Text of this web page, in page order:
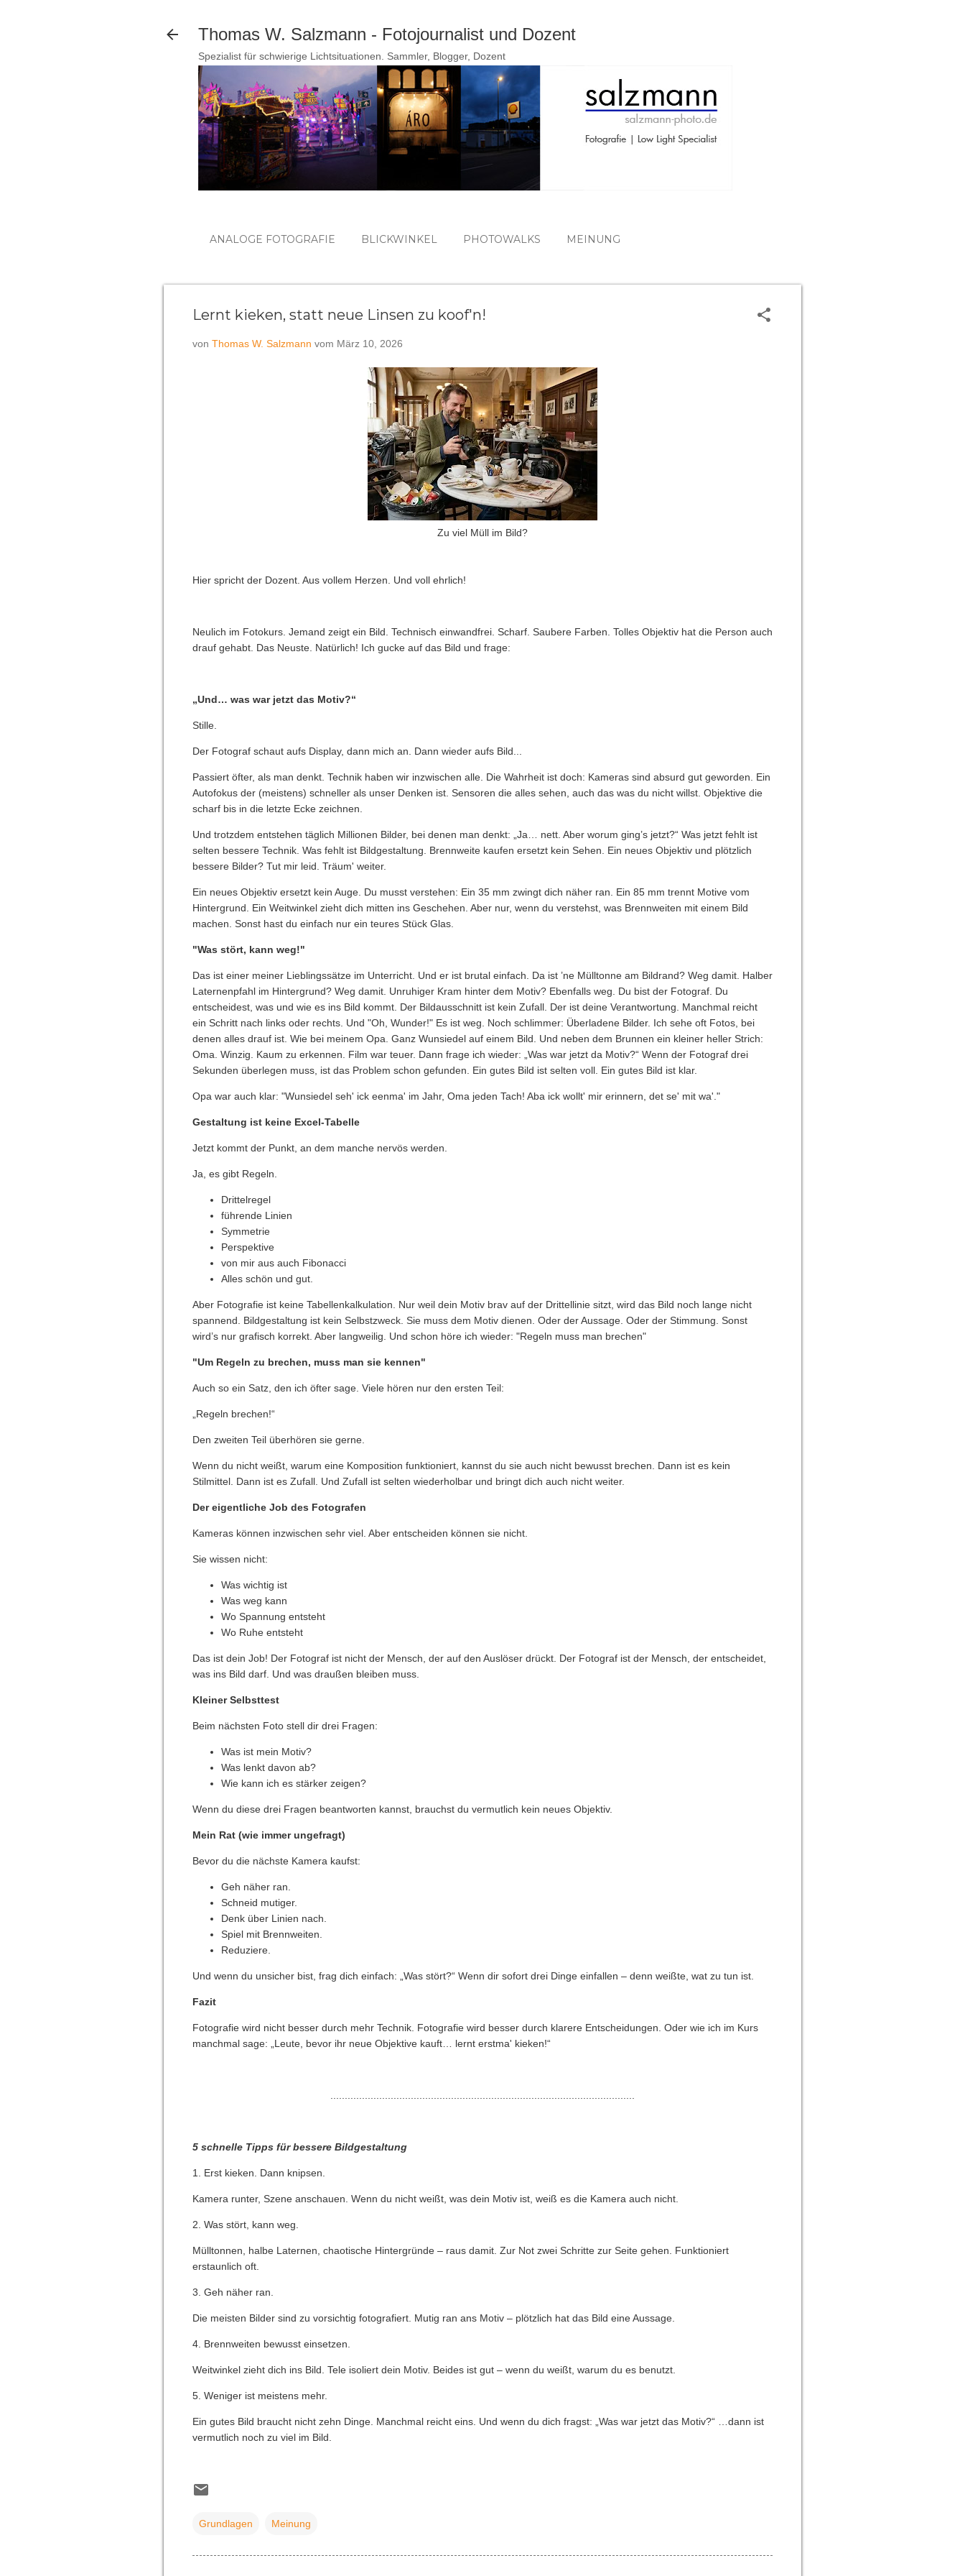
Thomas W. Salzmann - Fotojournalist und Dozent
Spezialist für schwierige Lichtsituationen. Sammler, Blogger, Dozent
ANALOGE FOTOGRAFIE BLICKWINKEL PHOTOWALKS MEINUNG
Lernt kieken, statt neue Linsen zu koof'n!
von Thomas W. Salzmann vom März 10, 2026
Zu viel Müll im Bild?
Hier spricht der Dozent. Aus vollem Herzen. Und voll ehrlich!
Neulich im Fotokurs. Jemand zeigt ein Bild. Technisch einwandfrei. Scharf. Saubere Farben. Tolles Objektiv hat die Person auch
drauf gehabt. Das Neuste. Natürlich! Ich gucke auf das Bild und frage:
„Und… was war jetzt das Motiv?“
Stille.
Der Fotograf schaut aufs Display, dann mich an. Dann wieder aufs Bild...
Passiert öfter, als man denkt. Technik haben wir inzwischen alle. Die Wahrheit ist doch: Kameras sind absurd gut geworden. Ein
Autofokus der (meistens) schneller als unser Denken ist. Sensoren die alles sehen, auch das was du nicht willst. Objektive die
scharf bis in die letzte Ecke zeichnen.
Und trotzdem entstehen täglich Millionen Bilder, bei denen man denkt: „Ja… nett. Aber worum ging’s jetzt?“ Was jetzt fehlt ist
selten bessere Technik. Was fehlt ist Bildgestaltung. Brennweite kaufen ersetzt kein Sehen. Ein neues Objektiv und plötzlich
bessere Bilder? Tut mir leid. Träum' weiter.
Ein neues Objektiv ersetzt kein Auge. Du musst verstehen: Ein 35 mm zwingt dich näher ran. Ein 85 mm trennt Motive vom
Hintergrund. Ein Weitwinkel zieht dich mitten ins Geschehen. Aber nur, wenn du verstehst, was Brennweiten mit einem Bild
machen. Sonst hast du einfach nur ein teures Stück Glas.
"Was stört, kann weg!"
Das ist einer meiner Lieblingssätze im Unterricht. Und er ist brutal einfach. Da ist ’ne Mülltonne am Bildrand? Weg damit. Halber
Laternenpfahl im Hintergrund? Weg damit. Unruhiger Kram hinter dem Motiv? Ebenfalls weg. Du bist der Fotograf. Du
entscheidest, was und wie es ins Bild kommt. Der Bildausschnitt ist kein Zufall. Der ist deine Verantwortung. Manchmal reicht
ein Schritt nach links oder rechts. Und "Oh, Wunder!" Es ist weg. Noch schlimmer: Überladene Bilder. Ich sehe oft Fotos, bei
denen alles drauf ist. Wie bei meinem Opa. Ganz Wunsiedel auf einem Bild. Und neben dem Brunnen ein kleiner heller Strich:
Oma. Winzig. Kaum zu erkennen. Film war teuer. Dann frage ich wieder: „Was war jetzt da Motiv?“ Wenn der Fotograf drei
Sekunden überlegen muss, ist das Problem schon gefunden. Ein gutes Bild ist selten voll. Ein gutes Bild ist klar.
Opa war auch klar: "Wunsiedel seh' ick eenma' im Jahr, Oma jeden Tach! Aba ick wollt' mir erinnern, det se' mit wa'."
Gestaltung ist keine Excel-Tabelle
Jetzt kommt der Punkt, an dem manche nervös werden.
Ja, es gibt Regeln.
Drittelregel
führende Linien
Symmetrie
Perspektive
von mir aus auch Fibonacci
Alles schön und gut.
Aber Fotografie ist keine Tabellenkalkulation. Nur weil dein Motiv brav auf der Drittellinie sitzt, wird das Bild noch lange nicht
spannend. Bildgestaltung ist kein Selbstzweck. Sie muss dem Motiv dienen. Oder der Aussage. Oder der Stimmung. Sonst
wird’s nur grafisch korrekt. Aber langweilig. Und schon höre ich wieder: "Regeln muss man brechen"
"Um Regeln zu brechen, muss man sie kennen"
Auch so ein Satz, den ich öfter sage. Viele hören nur den ersten Teil:
„Regeln brechen!“
Den zweiten Teil überhören sie gerne.
Wenn du nicht weißt, warum eine Komposition funktioniert, kannst du sie auch nicht bewusst brechen. Dann ist es kein
Stilmittel. Dann ist es Zufall. Und Zufall ist selten wiederholbar und bringt dich auch nicht weiter.
Der eigentliche Job des Fotografen
Kameras können inzwischen sehr viel. Aber entscheiden können sie nicht.
Sie wissen nicht:
Was wichtig ist
Was weg kann
Wo Spannung entsteht
Wo Ruhe entsteht
Das ist dein Job! Der Fotograf ist nicht der Mensch, der auf den Auslöser drückt. Der Fotograf ist der Mensch, der entscheidet,
was ins Bild darf. Und was draußen bleiben muss.
Kleiner Selbsttest
Beim nächsten Foto stell dir drei Fragen:
Was ist mein Motiv?
Was lenkt davon ab?
Wie kann ich es stärker zeigen?
Wenn du diese drei Fragen beantworten kannst, brauchst du vermutlich kein neues Objektiv.
Mein Rat (wie immer ungefragt)
Bevor du die nächste Kamera kaufst:
Geh näher ran.
Schneid mutiger.
Denk über Linien nach.
Spiel mit Brennweiten.
Reduziere.
Und wenn du unsicher bist, frag dich einfach: „Was stört?“ Wenn dir sofort drei Dinge einfallen – denn weißte, wat zu tun ist.
Fazit
Fotografie wird nicht besser durch mehr Technik. Fotografie wird besser durch klarere Entscheidungen. Oder wie ich im Kurs
manchmal sage: „Leute, bevor ihr neue Objektive kauft… lernt erstma' kieken!“
5 schnelle Tipps für bessere Bildgestaltung
1. Erst kieken. Dann knipsen.
Kamera runter, Szene anschauen. Wenn du nicht weißt, was dein Motiv ist, weiß es die Kamera auch nicht.
2. Was stört, kann weg.
Mülltonnen, halbe Laternen, chaotische Hintergründe – raus damit. Zur Not zwei Schritte zur Seite gehen. Funktioniert
erstaunlich oft.
3. Geh näher ran.
Die meisten Bilder sind zu vorsichtig fotografiert. Mutig ran ans Motiv – plötzlich hat das Bild eine Aussage.
4. Brennweiten bewusst einsetzen.
Weitwinkel zieht dich ins Bild. Tele isoliert dein Motiv. Beides ist gut – wenn du weißt, warum du es benutzt.
5. Weniger ist meistens mehr.
Ein gutes Bild braucht nicht zehn Dinge. Manchmal reicht eins. Und wenn du dich fragst: „Was war jetzt das Motiv?“ …dann ist
vermutlich noch zu viel im Bild.
Grundlagen Meinung